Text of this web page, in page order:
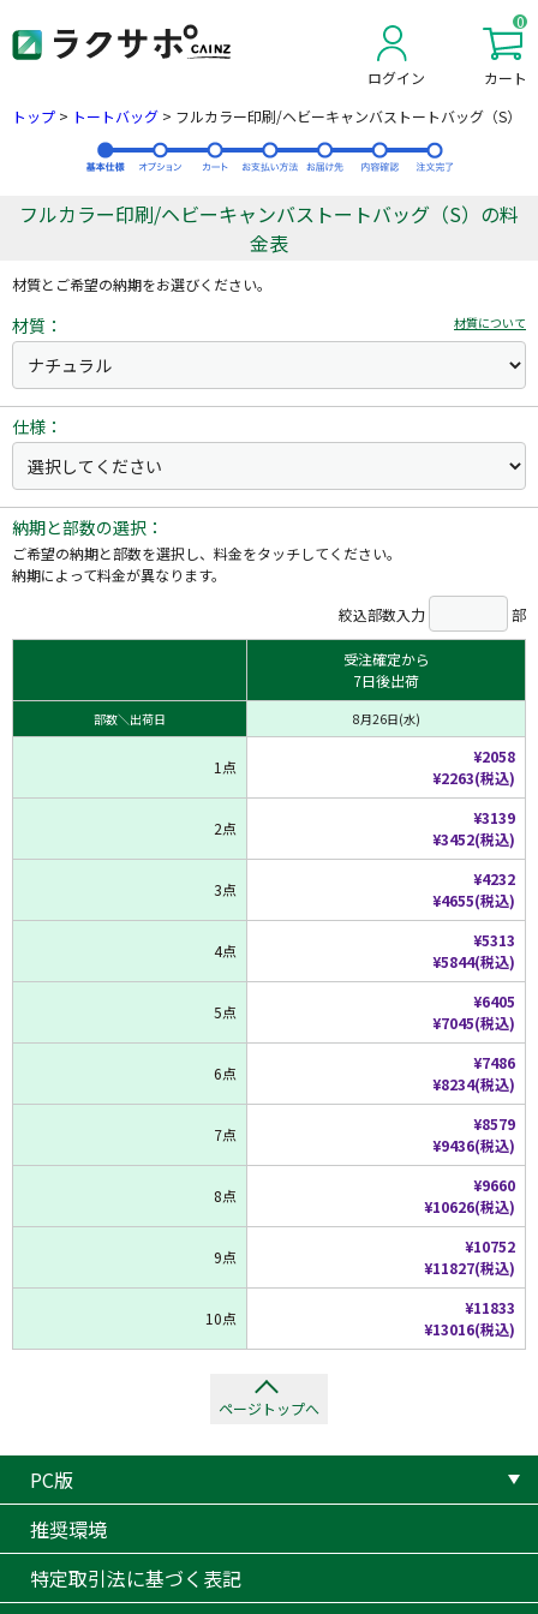
ログイン
0
カート
トップ > トートバッグ > フルカラー印刷/ヘビーキャンバストートバッグ（S）
フルカラー印刷/ヘビーキャンバストートバッグ（S）の料
金表
材質とご希望の納期をお選びください。
材質： 材質について
仕様：
納期と部数の選択：
ご希望の納期と部数を選択し、料金をタッチしてください。
納期によって料金が異なります。
絞込部数入力
部
受注確定から
7日後出荷
部数＼出荷日 8月26日(水)
1点
¥2058
¥2263(税込)
2点
¥3139
¥3452(税込)
3点
¥4232
¥4655(税込)
4点
¥5313
¥5844(税込)
5点
¥6405
¥7045(税込)
6点
¥7486
¥8234(税込)
7点
¥8579
¥9436(税込)
8点
¥9660
¥10626(税込)
9点
¥10752
¥11827(税込)
10点
¥11833
¥13016(税込)
ページトップへ
PC版
推奨環境
特定取引法に基づく表記